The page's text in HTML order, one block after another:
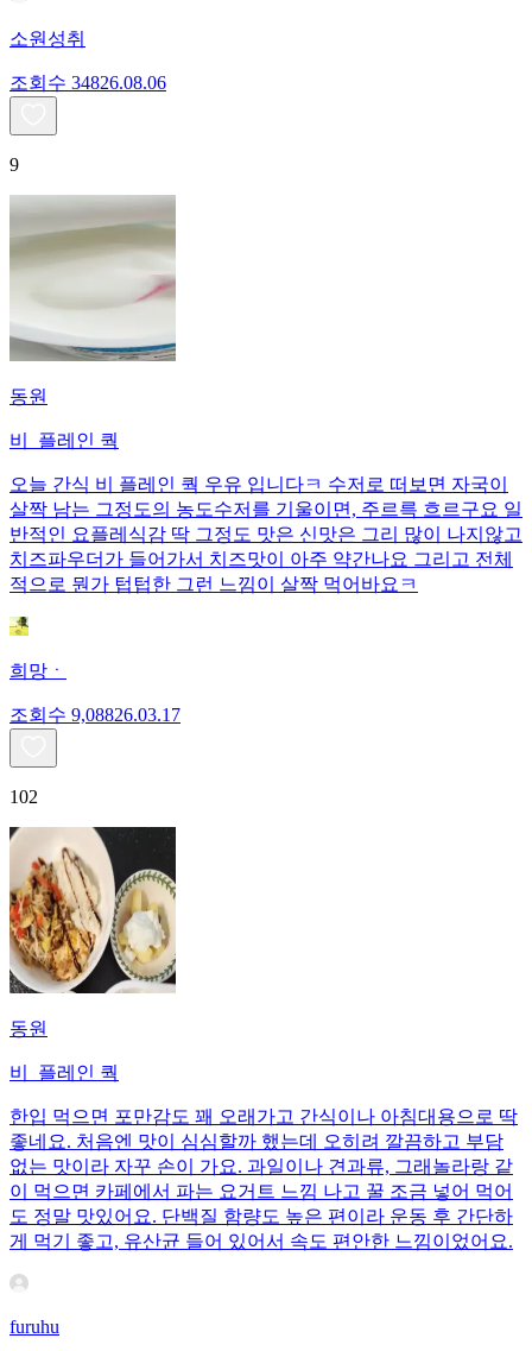
소원성취
조회수 34826.08.06
9
동원
비_플레인 쿽
오늘 간식 비 플레인 쿽 우유 입니다ㅋ 수저로 떠보면 자국이
살짝 남는 그정도의 농도수저를 기울이면, 주르륵 흐르구요 일
반적인 요플레식감 딱 그정도 맛은 신맛은 그리 많이 나지않고
치즈파우더가 들어가서 치즈맛이 아주 약간나요 그리고 전체
적으로 뭔가 텁텁한 그런 느낌이 살짝 먹어바요ㅋ
희망ㆍ
조회수 9,08826.03.17
102
동원
비_플레인 쿽
한입 먹으면 포만감도 꽤 오래가고 간식이나 아침대용으로 딱
좋네요. 처음엔 맛이 심심할까 했는데 오히려 깔끔하고 부담
없는 맛이라 자꾸 손이 가요. 과일이나 견과류, 그래놀라랑 같
이 먹으면 카페에서 파는 요거트 느낌 나고 꿀 조금 넣어 먹어
도 정말 맛있어요. 단백질 함량도 높은 편이라 운동 후 간단하
게 먹기 좋고, 유산균 들어 있어서 속도 편안한 느낌이었어요.
furuhu